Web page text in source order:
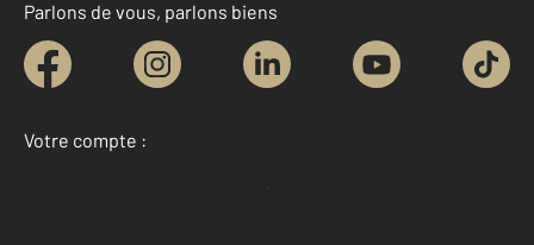
Parlons de vous, parlons biens
Votre compte :
Accéder à mon compte